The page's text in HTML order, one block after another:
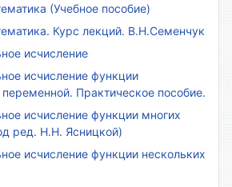
(Учебное пособие)
Курс лекций. В.Н.Семенчук
исчисление
исчисление функции
переменной. Практическое пособие.
исчисление функции многих
ред. Н.Н. Ясницкой)
исчисление функции нескольких